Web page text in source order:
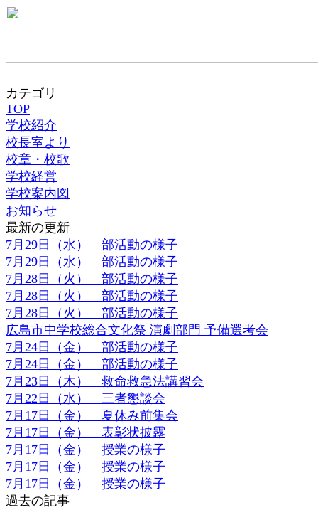
カテゴリ
TOP
学校紹介
校長室より
校章・校歌
学校経営
学校案内図
お知らせ
最新の更新
7月29日（水） 部活動の様子
7月29日（水） 部活動の様子
7月28日（火） 部活動の様子
7月28日（火） 部活動の様子
7月28日（火） 部活動の様子
広島市中学校総合文化祭 演劇部門 予備選考会
7月24日（金） 部活動の様子
7月24日（金） 部活動の様子
7月23日（木） 救命救急法講習会
7月22日（水） 三者懇談会
7月17日（金） 夏休み前集会
7月17日（金） 表彰状披露
7月17日（金） 授業の様子
7月17日（金） 授業の様子
7月17日（金） 授業の様子
過去の記事